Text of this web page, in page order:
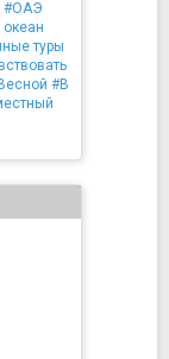
#ОАЭ
туры
#В